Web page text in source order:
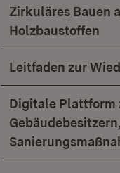
Zirkuläres Bauen
Holzbaustoffen
Leitfaden zur
Digitale Plattform
Gebäudebesitzern, sowie zur